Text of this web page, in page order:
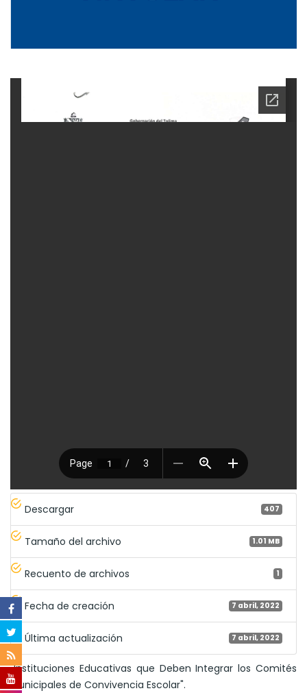
Descargar 407
Tamaño del archivo 1.01 MB
Recuento de archivos 1
Fecha de creación 7 abril, 2022
Última actualización 7 abril, 2022
"Instituciones Educativas que Deben Integrar los Comités
Municipales de Convivencia Escolar".